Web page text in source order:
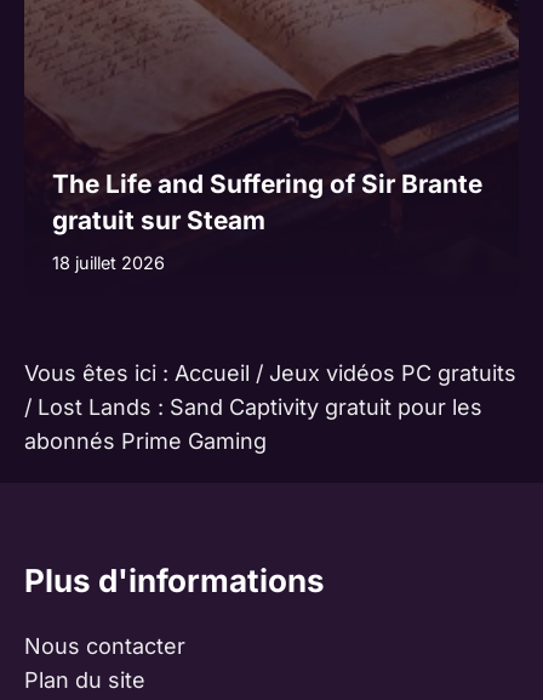
The Life and Suffering of Sir Brante
gratuit sur Steam
18 juillet 2026
Vous êtes ici : Accueil / Jeux vidéos PC gratuits
/ Lost Lands : Sand Captivity gratuit pour les
abonnés Prime Gaming
Plus d'informations
Nous contacter
Plan du site